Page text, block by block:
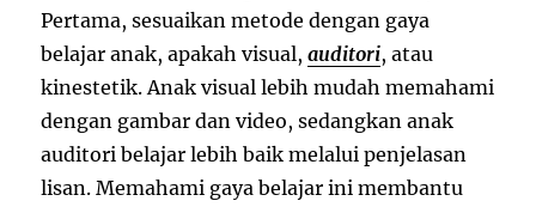
Pertama, sesuaikan metode dengan gaya
belajar anak, apakah visual,auditori, atau
kinestetik. Anak visual lebih mudah memahami
dengan gambar dan video, sedangkan anak
auditori belajar lebih baik melalui penjelasan
lisan. Memahami gaya belajar ini membantu